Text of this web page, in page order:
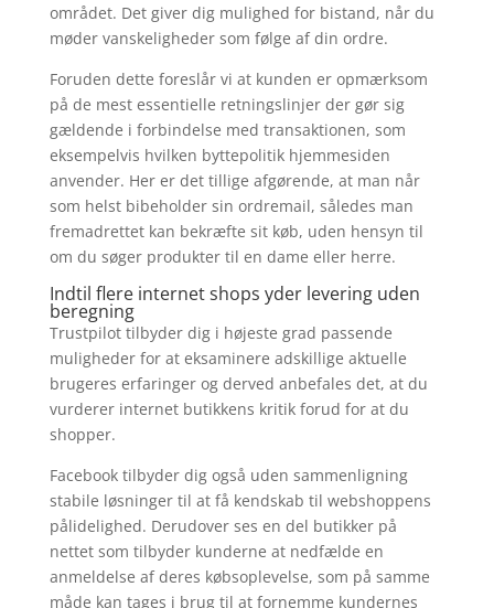
området. Det giver dig mulighed for bistand, når du
møder vanskeligheder som følge af din ordre.
Foruden dette foreslår vi at kunden er opmærksom
på de mest essentielle retningslinjer der gør sig
gældende i forbindelse med transaktionen, som
eksempelvis hvilken byttepolitik hjemmesiden
anvender. Her er det tillige afgørende, at man når
som helst bibeholder sin ordremail, således man
fremadrettet kan bekræfte sit køb, uden hensyn til
om du søger produkter til en dame eller herre.
Indtil flere internet shops yder levering uden
beregning
Trustpilot tilbyder dig i højeste grad passende
muligheder for at eksaminere adskillige aktuelle
brugeres erfaringer og derved anbefales det, at du
vurderer internet butikkens kritik forud for at du
shopper.
Facebook tilbyder dig også uden sammenligning
stabile løsninger til at få kendskab til webshoppens
pålidelighed. Derudover ses en del butikker på
nettet som tilbyder kunderne at nedfælde en
anmeldelse af deres købsoplevelse, som på samme
måde kan tages i brug til at fornemme kundernes